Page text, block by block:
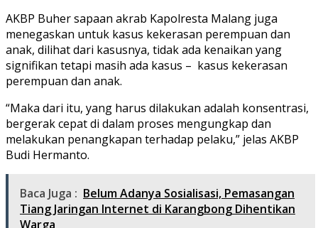
AKBP Buher sapaan akrab Kapolresta Malang juga
menegaskan untuk kasus kekerasan perempuan dan
anak, dilihat dari kasusnya, tidak ada kenaikan yang
signifikan tetapi masih ada kasus – kasus kekerasan
perempuan dan anak.
“Maka dari itu, yang harus dilakukan adalah konsentrasi,
bergerak cepat di dalam proses mengungkap dan
melakukan penangkapan terhadap pelaku,” jelas AKBP
Budi Hermanto.
Baca Juga : Belum Adanya Sosialisasi, Pemasangan
Tiang Jaringan Internet di Karangbong Dihentikan
Warga